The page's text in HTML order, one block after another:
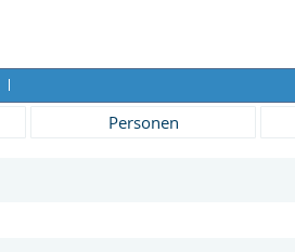
Personen